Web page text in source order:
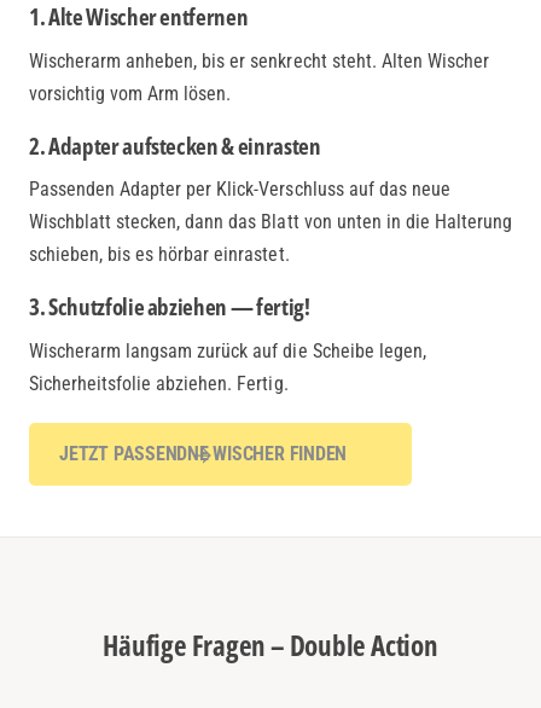
1. Alte Wischer entfernen
Wischerarm anheben, bis er senkrecht steht. Alten Wischer
vorsichtig vom Arm lösen.
2. Adapter aufstecken & einrasten
Passenden Adapter per Klick-Verschluss auf das neue
Wischblatt stecken, dann das Blatt von unten in die Halterung
schieben, bis es hörbar einrastet.
3. Schutzfolie abziehen — fertig!
Wischerarm langsam zurück auf die Scheibe legen,
Sicherheitsfolie abziehen. Fertig.
JETZT PASSENDNE WISCHER FINDEN
Häufige Fragen – Double Action